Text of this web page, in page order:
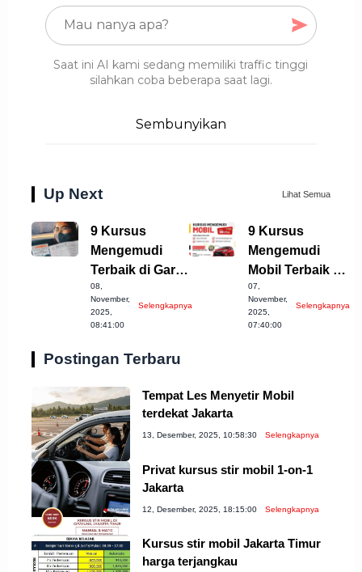
Saat ini AI kami sedang memiliki traffic tinggi
silahkan coba beberapa saat lagi.
Sembunyikan
Up Next Lihat Semua
9 Kursus
Mengemudi
Terbaik di Garut
yang Harus
Dicoba!
08,
November,
2025,
08:41:00
Selengkapnya
9 Kursus
Mengemudi
Mobil Terbaik di
Indramayu yang
Wajib Dicoba!
07,
November,
2025,
07:40:00
Selengkapnya
Postingan Terbaru
Tempat Les Menyetir Mobil
terdekat Jakarta
13, Desember, 2025, 10:58:30 Selengkapnya
Privat kursus stir mobil 1-on-1
Jakarta
12, Desember, 2025, 18:15:00 Selengkapnya
Kursus stir mobil Jakarta Timur
harga terjangkau